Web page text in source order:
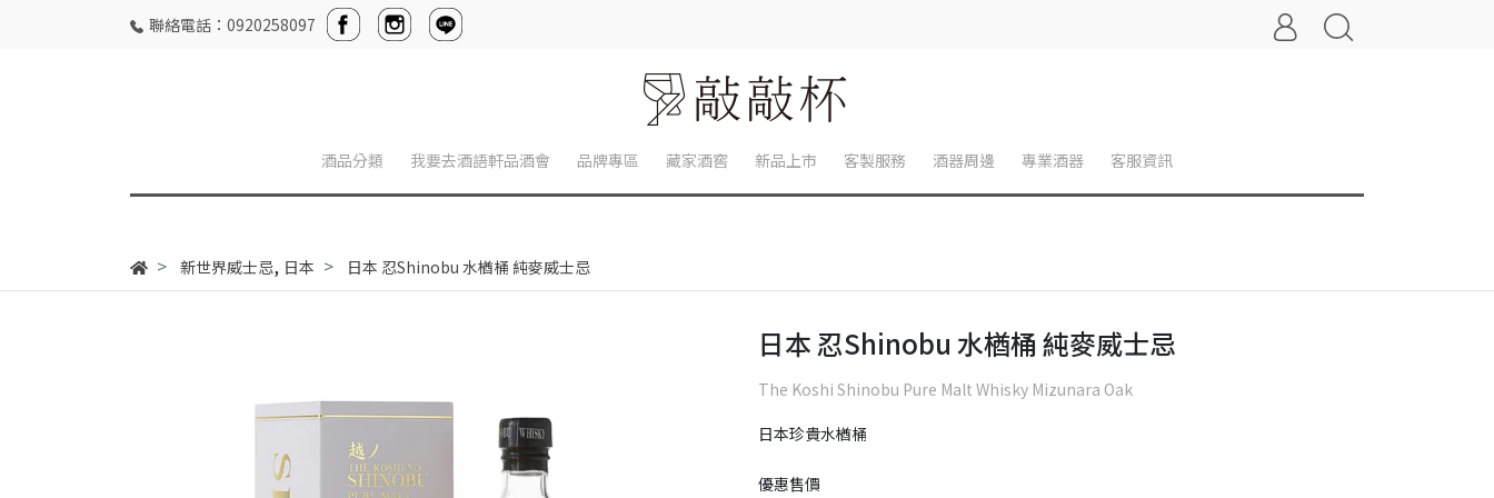
聯絡電話：0920258097
酒品分類 我要去酒語軒品酒會 品牌專區 藏家酒窖 新品上市 客製服務 酒器周邊 專業酒器 客服資訊
新世界威士忌, 日本 日本 忍Shinobu 水楢桶 純麥威士忌
日本 忍Shinobu 水楢桶 純麥威士忌
The Koshi Shinobu Pure Malt Whisky Mizunara Oak
日本珍貴水楢桶
優惠售價